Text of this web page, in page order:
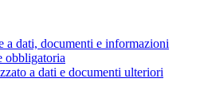
a dati, documenti e informazioni
obbligatoria
a dati e documenti ulteriori